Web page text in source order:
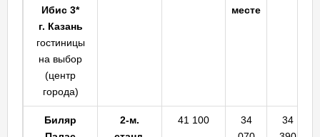
Ибис 3*
г. Казань
гостиницы
на выбор
(центр
города)
месте
Биляр
2-м.
41 100
34
34